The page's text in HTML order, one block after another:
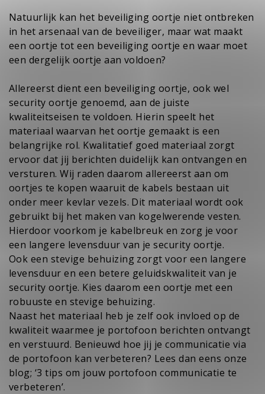
Natuurlijk kan het beveiliging oortje niet ontbreken
in het arsenaal van de beveiliger, maar wat maakt
een oortje tot een beveiliging oortje en waar moet
een dergelijk oortje aan voldoen?
Allereerst dient een beveiliging oortje, ook wel
security oortje genoemd, aan de juiste
kwaliteitseisen te voldoen. Hierin speelt het
materiaal waarvan het oortje gemaakt is een
belangrijke rol. Kwalitatief goed materiaal zorgt
ervoor dat jij berichten duidelijk kan ontvangen en
versturen. Wij raden daarom allereerst aan om
oortjes te kopen waaruit de kabels bestaan uit
onder meer kevlar vezels. Dit materiaal wordt ook
gebruikt bij het maken van kogelwerende vesten.
Hierdoor voorkom je kabelbreuk en zorg je voor
een langere levensduur van je security oortje.
Ook een stevige behuizing zorgt voor een langere
levensduur en een betere geluidskwaliteit van je
security oortje. Kies daarom een oortje met een
robuuste en stevige behuizing.
Naast het materiaal heb je zelf ook invloed op de
kwaliteit waarmee je portofoon berichten ontvangt
en verstuurd. Benieuwd hoe jij je communicatie via
de portofoon kan verbeteren? Lees dan eens onze
blog; ‘3 tips om jouw portofoon communicatie te
verbeteren’.